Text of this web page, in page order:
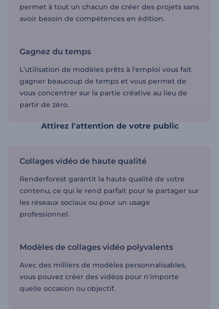
permet à tout un chacun de créer des projets sans
avoir besoin de compétences en édition.
Gagnez du temps
L'utilisation de modèles prêts à l'emploi vous fait
gagner beaucoup de temps et vous permet de
vous concentrer sur la partie créative au lieu de
partir de zéro.
Attirez l'attention de votre public
Collages vidéo de haute qualité
Renderforest garantit la haute qualité de votre
contenu, ce qui le rend parfait pour le partager sur
les réseaux sociaux ou pour un usage
professionnel.
Modèles de collages vidéo polyvalents
Avec des milliers de modèles personnalisables,
vous pouvez créer des vidéos pour n'importe
quelle occasion ou objectif.